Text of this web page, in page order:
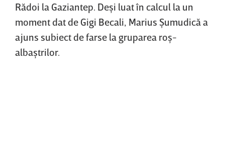
Rădoi la Gaziantep. Deşi luat în calcul la un
moment dat de Gigi Becali, Marius Şumudică a
ajuns subiect de farse la gruparea roş-
albaştrilor.